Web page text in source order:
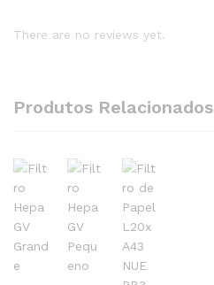
There are no reviews yet.
Produtos Relacionados